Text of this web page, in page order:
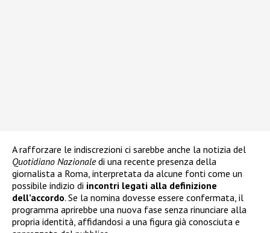
A rafforzare le indiscrezioni ci sarebbe anche la notizia del
Quotidiano Nazionaledi una recente presenza della
giornalista a Roma, interpretata da alcune fonti come un
possibile indizio di incontri legati alla definizione
dell’accordo. Se la nomina dovesse essere confermata, il
programma aprirebbe una nuova fase senza rinunciare alla
propria identità, affidandosi a una figura già conosciuta e